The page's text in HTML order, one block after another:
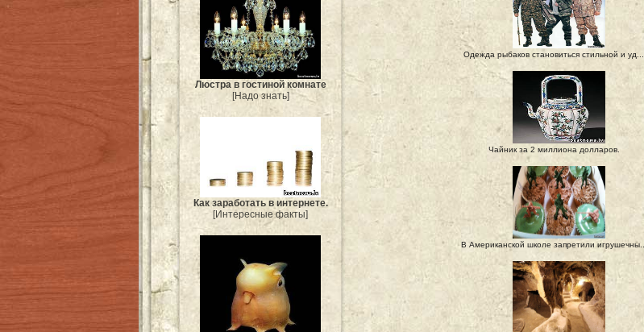
Люстра в гостиной комнате
[Надо знать]
Как заработать в интернете.
[Интересные факты]
Одежда рыбаков становиться стильной и уд...
Чайник за 2 миллиона долларов.
В Американской школе запретили игрушечны...